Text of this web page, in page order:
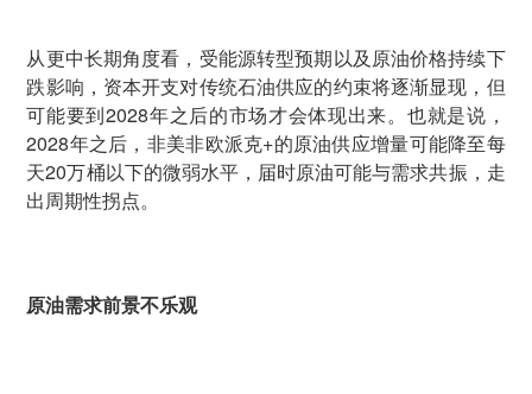
从更中长期角度看，受能源转型预期以及原油价格持续下
跌影响，资本开支对传统石油供应的约束将逐渐显现，但
可能要到2028年之后的市场才会体现出来。也就是说，
2028年之后，非美非欧派克+的原油供应增量可能降至每
天20万桶以下的微弱水平，届时原油可能与需求共振，走
出周期性拐点。
原油需求前景不乐观